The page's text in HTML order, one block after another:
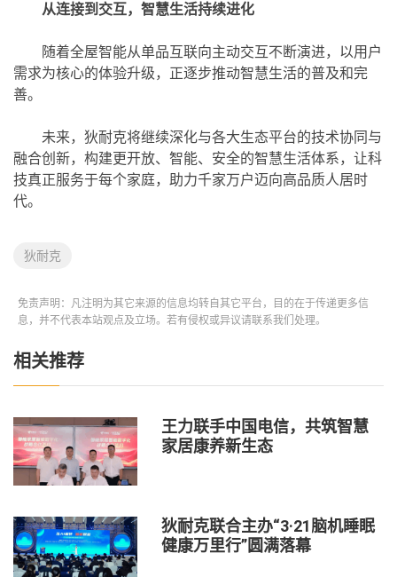
从连接到交互，智慧生活持续进化
随着全屋智能从单品互联向主动交互不断演进，以用户
需求为核心的体验升级，正逐步推动智慧生活的普及和完
善。
未来，狄耐克将继续深化与各大生态平台的技术协同与
融合创新，构建更开放、智能、安全的智慧生活体系，让科
技真正服务于每个家庭，助力千家万户迈向高品质人居时
代。
狄耐克
免责声明：凡注明为其它来源的信息均转自其它平台，目的在于传递更多信
息，并不代表本站观点及立场。若有侵权或异议请联系我们处理。
相关推荐
王力联手中国电信，共筑智慧
家居康养新生态
狄耐克联合主办“3·21脑机睡眠
健康万里行”圆满落幕